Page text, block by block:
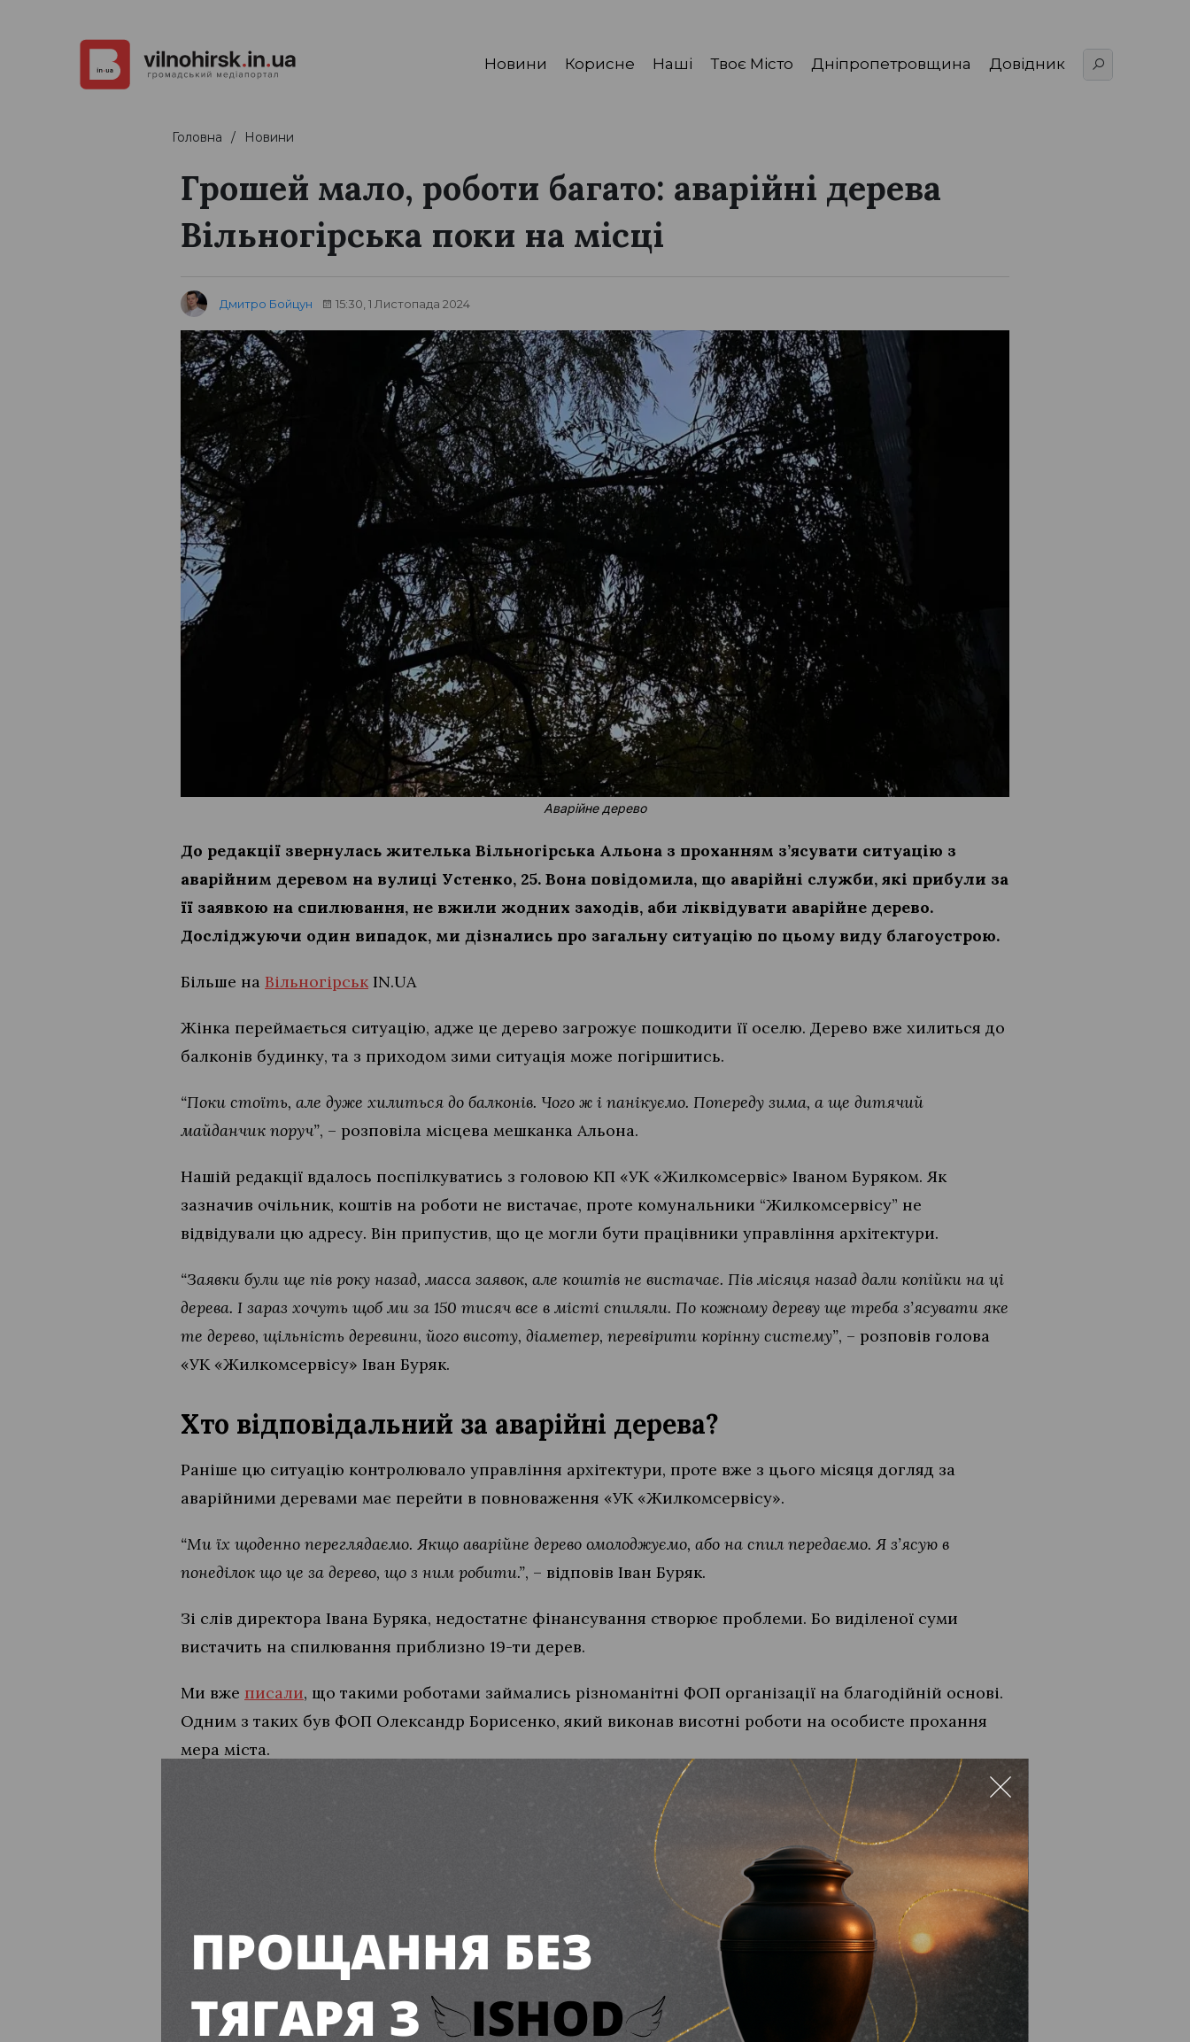
Новини Корисне Наші Твоє Місто Дніпропетровщина Довідник
Головна Новини
Грошей мало, роботи багато: аварійні дерева
Вільногірська поки на місці
Дмитро Бойцун 15:30, 1 Листопада 2024
Аварійне дерево
До редакції звернулась жителька Вільногірська Альона з проханням з’ясувати ситуацію з
аварійним деревом на вулиці Устенко, 25. Вона повідомила, що аварійні служби, які прибули за
її заявкою на спилювання, не вжили жодних заходів, аби ліквідувати аварійне дерево.
Досліджуючи один випадок, ми дізнались про загальну ситуацію по цьому виду благоустрою.
Більше на Вільногірськ IN.UA
Жінка переймається ситуацію, адже це дерево загрожує пошкодити її оселю. Дерево вже хилиться до
балконів будинку, та з приходом зими ситуація може погіршитись.
“Поки стоїть, але дуже хилиться до балконів. Чого ж і панікуємо. Попереду зима, а ще дитячий
майданчик поруч”, – розповіла місцева мешканка Альона.
Нашій редакції вдалось поспілкуватись з головою КП «УК «Жилкомсервіс» Іваном Буряком. Як
зазначив очільник, коштів на роботи не вистачає, проте комунальники “Жилкомсервісу” не
відвідували цю адресу. Він припустив, що це могли бути працівники управління архітектури.
“Заявки були ще пів року назад, масса заявок, але коштів не вистачає. Пів місяця назад дали копійки на ці
дерева. І зараз хочуть щоб ми за 150 тисяч все в місті спиляли. По кожному дереву ще треба з’ясувати яке
те дерево, щільність деревини, його висоту, діаметер, перевірити корінну систему”, – розповів голова
«УК «Жилкомсервісу» Іван Буряк.
Хто відповідальний за аварійні дерева?
Раніше цю ситуацію контролювало управління архітектури, проте вже з цього місяця догляд за
аварійними деревами має перейти в повноваження «УК «Жилкомсервісу».
“Ми їх щоденно переглядаємо. Якщо аварійне дерево омолоджуємо, або на спил передаємо. Я з’ясую в
понеділок що це за дерево, що з ним робити.”, – відповів Іван Буряк.
Зі слів директора Івана Буряка, недостатнє фінансування створює проблеми. Бо виділеної суми
вистачить на спилювання приблизно 19-ти дерев.
Ми вже писали, що такими роботами займались різноманітні ФОП організації на благодійній основі.
Одним з таких був ФОП Олександр Борисенко, який виконав висотні роботи на особисте прохання
мера міста.
Якщо у вас є важливі питання по життєдіяльності міста і вам потрібна інформаційна підтримка
звертайтесь в редакцію за телефоном 380 (50) 778 17 35 або на електронну пошту
. Ми поділимося вашими досягненнями та розповімо про ваші
Безкоштовне навчання для учасників бойових дій з Дніпропетровщини
Благодійний концерт для військового з Вільногірська: збір на автівку для воїна